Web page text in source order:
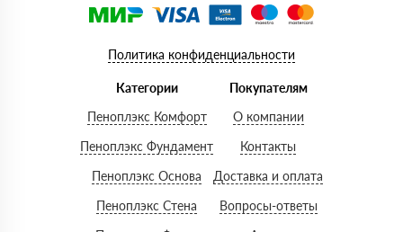
Политика конфиденциальности
Категории
Пеноплэкс Комфорт
Пеноплэкс Фундамент
Пеноплэкс Основа
Пеноплэкс Стена
Покупателям
О компании
Контакты
Доставка и оплата
Вопросы-ответы